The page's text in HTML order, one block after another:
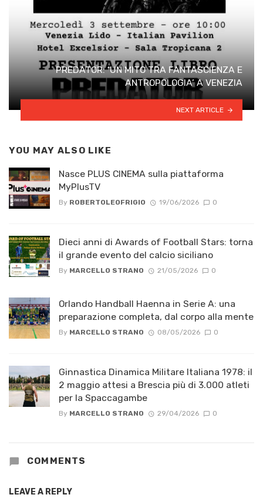
PREDATOR: ‘UN MITO TRA FANTASCIENZA E
ANTROPOLOGIA’ A VENEZIA
NEXT ARTICLE
YOU MAY ALSO LIKE
Nasce PLUS CINEMA sulla piattaforma
MyPlusTV
By ROBERTOLEOFRIGIO 19/06/2026 0
Dieci anni di Awards of Football Stars: torna
il grande evento del calcio siciliano
By MARCELLO STRANO 21/05/2026 0
Orlando Handball Haenna in Serie A: una
preparazione completa, dal corpo alla mente
By MARCELLO STRANO 08/05/2026 0
Ginnastica Dinamica Militare Italiana 1978: il
2 maggio attesi a Brescia più di 3.000 atleti
per la Spaccagambe
By MARCELLO STRANO 29/04/2026 0
COMMENTS
LEAVE A REPLY